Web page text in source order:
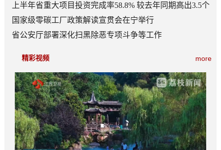
“老大难”
上半年省重大项目投资完成率58.8% 较去年同期高出3.5个
百分点
国家级零碳工厂政策解读宣贯会在宁举行
省公安厅部署深化扫黑除恶专项斗争等工作
more
精彩视频